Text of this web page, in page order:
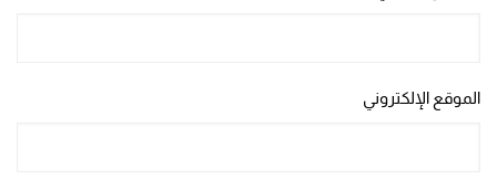
الموقع الإلكتروني